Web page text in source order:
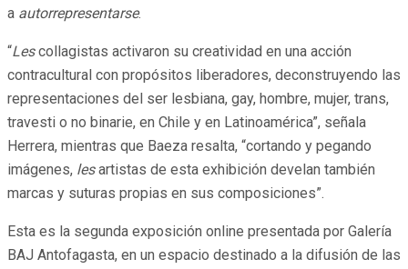
a autorrepresentarse.
“Lescollagistas activaron su creatividad en una acción
contracultural con propósitos liberadores, deconstruyendo las
representaciones del ser lesbiana, gay, hombre, mujer, trans,
travesti o no binarie, en Chile y en Latinoamérica”, señala
Herrera, mientras que Baeza resalta, “cortando y pegando
imágenes, lesartistas de esta exhibición develan también
marcas y suturas propias en sus composiciones”.
Esta es la segunda exposición online presentada por Galería
BAJ Antofagasta, en un espacio destinado a la difusión de las